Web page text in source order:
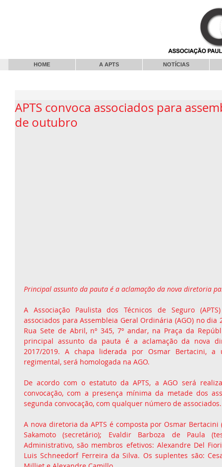
HOME A APTS NOTÍCIAS
APTS convoca associados para
de outubro
Principal assunto da pauta é a aclamação da nova diretoria
A Associação Paulista dos Técnicos de Seguro
associados para Assembleia Geral Ordinária (AGO) no dia
Rua Sete de Abril, nº 345, 7º andar, na Praça da
principal assunto da pauta é a aclamação da nova
2017/2019. A chapa liderada por Osmar Bertacini,
regimental, será homologada na AGO.
De acordo com o estatuto da APTS, a AGO será
convocação, com a presença mínima da metade dos
segunda convocação, com qualquer número de associados.
A nova diretoria da APTS é composta por Osmar Bertacini
Sakamoto (secretário); Evaldir Barboza de Paula
Administrativo, são membros efetivos: Alexandre Del
Luis Schneedorf Ferreira da Silva. Os suplentes são: